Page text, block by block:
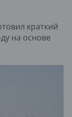
краткий
на основе